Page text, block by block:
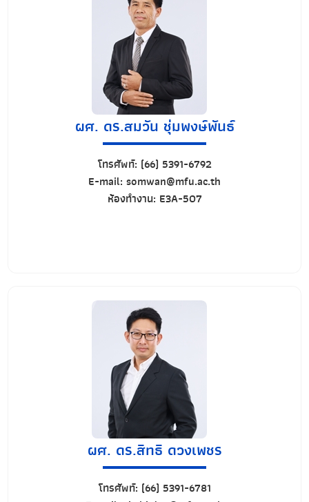
ผศ. ดร.สมวัน ชุ่มพงษ์พันธ์
โทรศัพท์: (66) 5391-6792
E-mail: somwan@mfu.ac.th
ห้องทำงาน: E3A-507
ผศ. ดร.สิทธิ ดวงเพชร
โทรศัพท์: (66) 5391-6781